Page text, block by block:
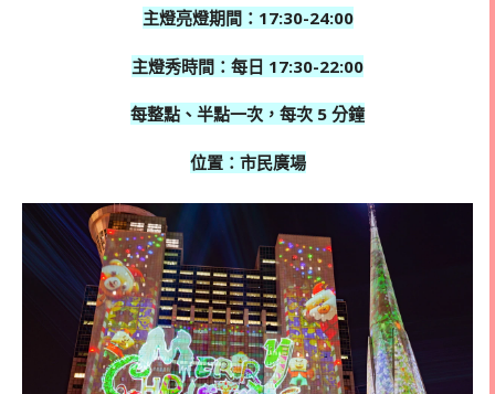
主燈亮燈期間：17:30-24:00
主燈秀時間：每日 17:30-22:00
每整點、半點一次，每次 5 分鐘
位置：市民廣場